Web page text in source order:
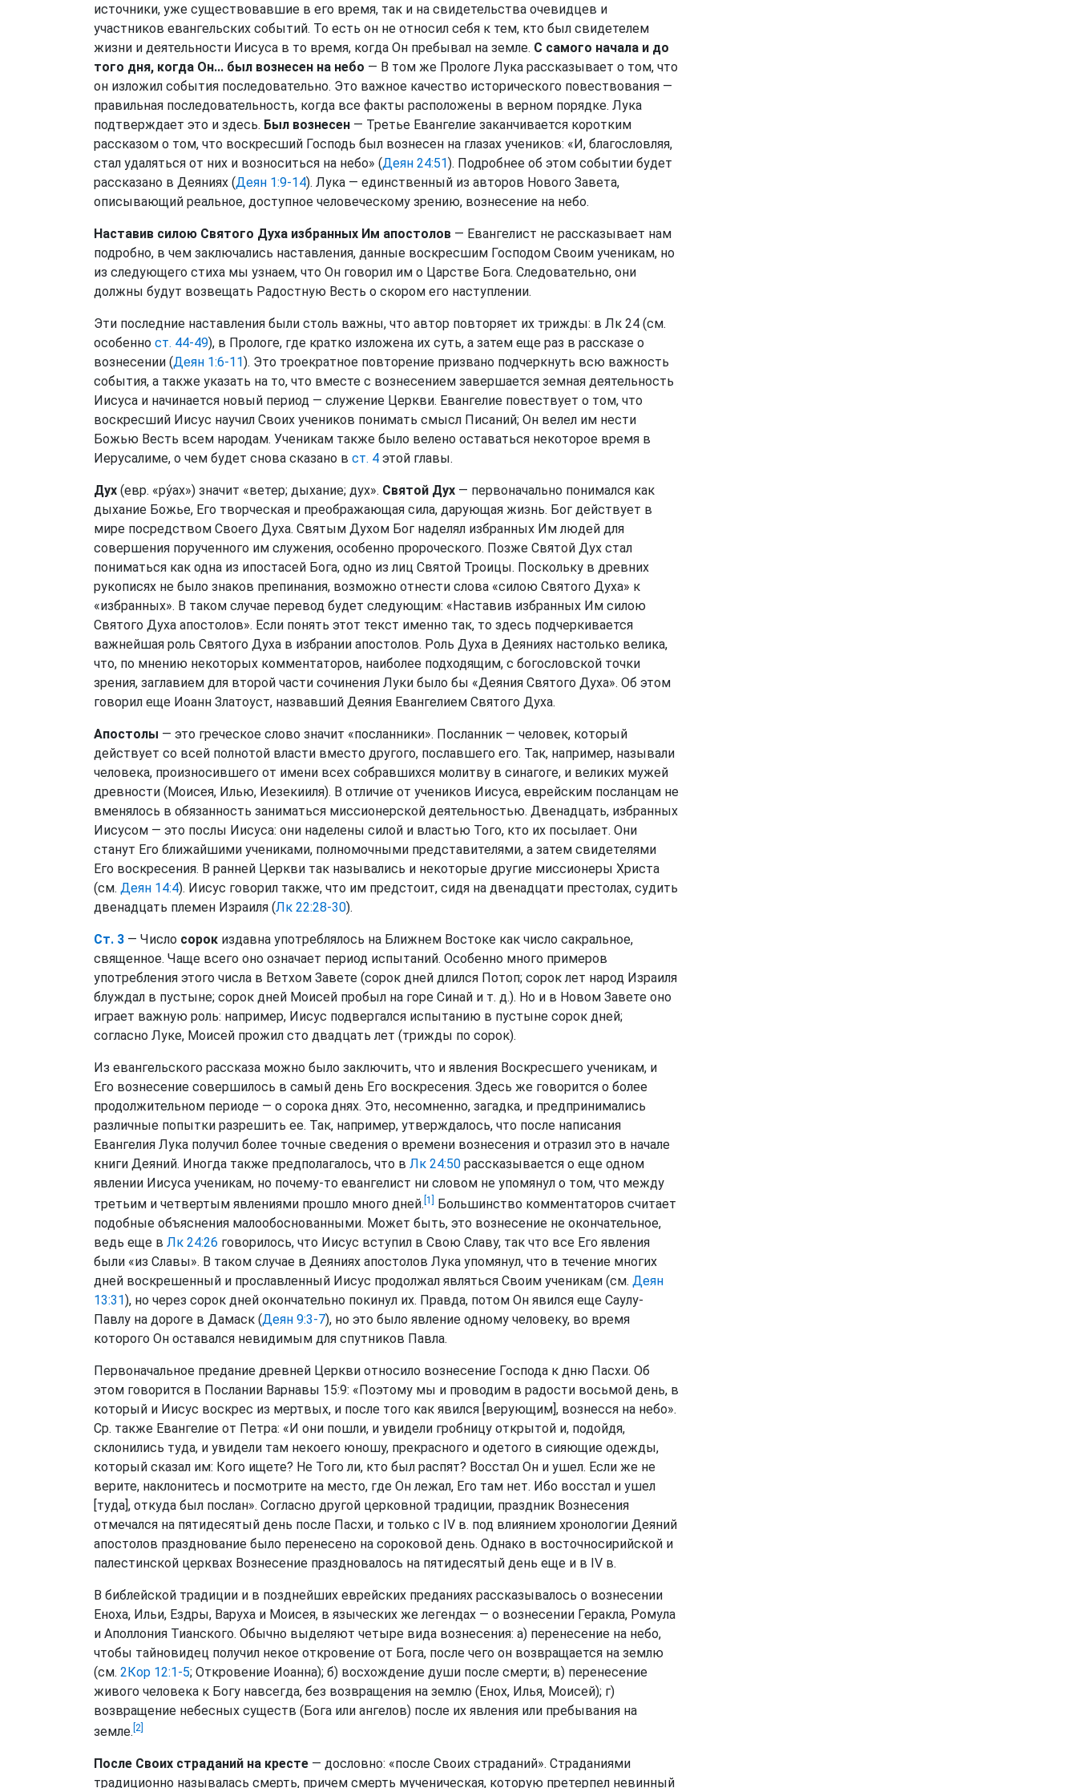
источники, уже существовавшие в его время, так и на свидетельства очевидцев и
участников евангельских событий. То есть он не относил себя к тем, кто был свидетелем
жизни и деятельности Иисуса в то время, когда Он пребывал на земле. С самого начала и до
того дня, когда Он... был вознесен на небо — В том же Прологе Лука рассказывает о том, что
он изложил события последовательно. Это важное качество исторического повествования —
правильная последовательность, когда все факты расположены в верном порядке. Лука
подтверждает это и здесь. Был вознесен — Третье Евангелие заканчивается коротким
рассказом о том, что воскресший Господь был вознесен на глазах учеников: «И, благословляя,
стал удаляться от них и возноситься на небо» (Деян 24:51). Подробнее об этом событии будет
рассказано в Деяниях (Деян 1:9-14). Лука — единственный из авторов Нового Завета,
описывающий реальное, доступное человеческому зрению, вознесение на небо.
Наставив силою Святого Духа избранных Им апостолов — Евангелист не рассказывает нам
подробно, в чем заключались наставления, данные воскресшим Господом Своим ученикам, но
из следующего стиха мы узнаем, что Он говорил им о Царстве Бога. Следовательно, они
должны будут возвещать Радостную Весть о скором его наступлении.
Эти последние наставления были столь важны, что автор повторяет их трижды: в Лк 24 (см.
особенно ст. 44-49), в Прологе, где кратко изложена их суть, а затем еще раз в рассказе о
вознесении (Деян 1:6-11). Это троекратное повторение призвано подчеркнуть всю важность
события, а также указать на то, что вместе с вознесением завершается земная деятельность
Иисуса и начинается новый период — служение Церкви. Евангелие повествует о том, что
воскресший Иисус научил Своих учеников понимать смысл Писаний; Он велел им нести
Божью Весть всем народам. Ученикам также было велено оставаться некоторое время в
Иерусалиме, о чем будет снова сказано в ст. 4 этой главы.
Дух (евр. «ру́ах») значит «ветер; дыхание; дух». Святой Дух — первоначально понимался как
дыхание Божье, Его творческая и преображающая сила, дарующая жизнь. Бог действует в
мире посредством Своего Духа. Святым Духом Бог наделял избранных Им людей для
совершения порученного им служения, особенно пророческого. Позже Святой Дух стал
пониматься как одна из ипостасей Бога, одно из лиц Святой Троицы. Поскольку в древних
рукописях не было знаков препинания, возможно отнести слова «силою Святого Духа» к
«избранных». В таком случае перевод будет следующим: «Наставив избранных Им силою
Святого Духа апостолов». Если понять этот текст именно так, то здесь подчеркивается
важнейшая роль Святого Духа в избрании апостолов. Роль Духа в Деяниях настолько велика,
что, по мнению некоторых комментаторов, наиболее подходящим, с богословской точки
зрения, заглавием для второй части сочинения Луки было бы «Деяния Святого Духа». Об этом
говорил еще Иоанн Златоуст, назвавший Деяния Евангелием Святого Духа.
Апостолы — это греческое слово значит «посланники». Посланник — человек, который
действует со всей полнотой власти вместо другого, пославшего его. Так, например, называли
человека, произносившего от имени всех собравшихся молитву в синагоге, и великих мужей
древности (Моисея, Илью, Иезекииля). В отличие от учеников Иисуса, еврейским посланцам не
вменялось в обязанность заниматься миссионерской деятельностью. Двенадцать, избранных
Иисусом — это послы Иисуса: они наделены силой и властью Того, кто их посылает. Они
станут Его ближайшими учениками, полномочными представителями, а затем свидетелями
Его воскресения. В ранней Церкви так назывались и некоторые другие миссионеры Христа
(см. Деян 14:4). Иисус говорил также, что им предстоит, сидя на двенадцати престолах, судить
двенадцать племен Израиля (Лк 22:28-30).
Ст. 3 — Число сорок издавна употреблялось на Ближнем Востоке как число сакральное,
священное. Чаще всего оно означает период испытаний. Особенно много примеров
употребления этого числа в Ветхом Завете (сорок дней длился Потоп; сорок лет народ Израиля
блуждал в пустыне; сорок дней Моисей пробыл на горе Синай и т. д.). Но и в Новом Завете оно
играет важную роль: например, Иисус подвергался испытанию в пустыне сорок дней;
согласно Луке, Моисей прожил сто двадцать лет (трижды по сорок).
Из евангельского рассказа можно было заключить, что и явления Воскресшего ученикам, и
Его вознесение совершилось в самый день Его воскресения. Здесь же говорится о более
продолжительном периоде — о сорока днях. Это, несомненно, загадка, и предпринимались
различные попытки разрешить ее. Так, например, утверждалось, что после написания
Евангелия Лука получил более точные сведения о времени вознесения и отразил это в начале
книги Деяний. Иногда также предполагалось, что в Лк 24:50 рассказывается о еще одном
явлении Иисуса ученикам, но почему-то евангелист ни словом не упомянул о том, что между
третьим и четвертым явлениями прошло много дней. [1]
Большинство комментаторов считает
подобные объяснения малообоснованными. Может быть, это вознесение не окончательное,
ведь еще в Лк 24:26 говорилось, что Иисус вступил в Свою Славу, так что все Его явления
были «из Славы». В таком случае в Деяниях апостолов Лука упомянул, что в течение многих
дней воскрешенный и прославленный Иисус продолжал являться Своим ученикам (см. Деян
13:31), но через сорок дней окончательно покинул их. Правда, потом Он явился еще Саулу-
Павлу на дороге в Дамаск (Деян 9:3-7), но это было явление одному человеку, во время
которого Он оставался невидимым для спутников Павла.
Первоначальное предание древней Церкви относило вознесение Господа к дню Пасхи. Об
этом говорится в Послании Варнавы 15:9: «Поэтому мы и проводим в радости восьмой день, в
который и Иисус воскрес из мертвых, и после того как явился [верующим], вознесся на небо».
Ср. также Евангелие от Петра: «И они пошли, и увидели гробницу открытой и, подойдя,
склонились туда, и увидели там некоего юношу, прекрасного и одетого в сияющие одежды,
который сказал им: Кого ищете? Не Того ли, кто был распят? Восстал Он и ушел. Если же не
верите, наклонитесь и посмотрите на место, где Он лежал, Его там нет. Ибо восстал и ушел
[туда], откуда был послан». Согласно другой церковной традиции, праздник Вознесения
отмечался на пятидесятый день после Пасхи, и только с IV в. под влиянием хронологии Деяний
апостолов празднование было перенесено на сороковой день. Однако в восточносирийской и
палестинской церквах Вознесение праздновалось на пятидесятый день еще и в IV в.
В библейской традиции и в позднейших еврейских преданиях рассказывалось о вознесении
Еноха, Ильи, Ездры, Варуха и Моисея, в языческих же легендах — о вознесении Геракла, Ромула
и Аполлония Тианского. Обычно выделяют четыре вида вознесения: а) перенесение на небо,
чтобы тайновидец получил некое откровение от Бога, после чего он возвращается на землю
(см. 2Кор 12:1-5; Откровение Иоанна); б) восхождение души после смерти; в) перенесение
живого человека к Богу навсегда, без возвращения на землю (Енох, Илья, Моисей); г)
возвращение небесных существ (Бога или ангелов) после их явления или пребывания на
земле. [2]
После Своих страданий на кресте — дословно: «после Своих страданий». Страданиями
традиционно называлась смерть, причем смерть мученическая, которую претерпел невинный